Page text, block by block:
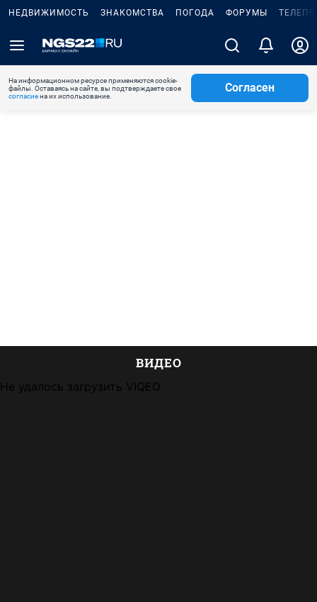
НЕДВИЖИМОСТЬ ЗНАКОМСТВА ПОГОДА ФОРУМЫ
На информационном ресурсе применяются cookie-
файлы. Оставаясь на сайте, вы подтверждаете свое
согласиена их использование.
Согласен
ВИДЕО
Не удалось загрузить VIQEO